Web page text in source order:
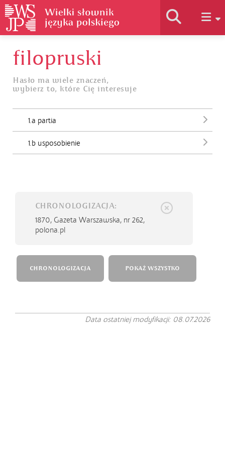
Historia słownika
Jak korzystać
filopruski
Hasło ma wiele znaczeń,
wybierz to, które Cię interesuje
1.a partia
1.b usposobienie
CHRONOLOGIZACJA:
1870, Gazeta Warszawska, nr 262,
polona.pl
CHRONOLOGIZACJA POKAŻ WSZYSTKO
Data ostatniej modyfikacji: 08.07.2026